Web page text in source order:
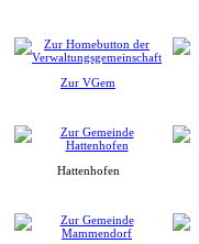
Zur VGem
Hattenhofen